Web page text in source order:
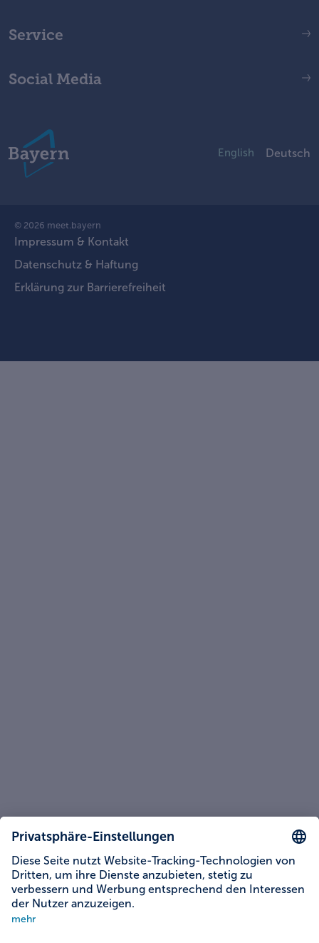
Social Media
English Deutsch
Service
© 2026 meet.bayern
Impressum & Kontakt
Datenschutz & Haftung
Erklärung zur Barrierefreiheit